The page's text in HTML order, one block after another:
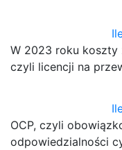
W 2023 roku koszty
czyli licencji na
OCP, czyli
odpowiedzialności